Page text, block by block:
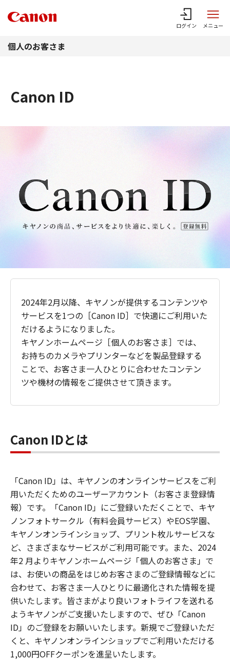
ログイン メニュー
個人のお客さま
Canon ID
2024年2月以降、キヤノンが提供するコンテンツや
サービスを1つの［Canon ID］で快適にご利用いた
だけるようになりました。
キヤノンホームページ［個人のお客さま］では、
お持ちのカメラやプリンターなどを製品登録する
ことで、お客さま一人ひとりに合わせたコンテン
ツや機材の情報をご提供させて頂きます。
Canon IDとは
「Canon ID」は、キヤノンのオンラインサービスをご利
用いただくためのユーザーアカウント（お客さま登録情
報）です。「Canon ID」にご登録いただくことで、キヤ
ノンフォトサークル（有料会員サービス）やEOS学園、
キヤノンオンラインショップ、プリント枚ルサービスな
ど、さまざまなサービスがご利用可能です。また、2024
年2 月よりキヤノンホームページ「個人のお客さま」で
は、お使いの商品をはじめお客さまのご登録情報などに
合わせて、お客さま一人ひとりに最適化された情報を提
供いたします。皆さまがより良いフォトライフを送れる
ようキヤノンがご支援いたしますので、ぜひ「Canon
ID」のご登録をお願いいたします。新規でご登録いただ
くと、キヤノンオンラインショップでご利用いただける
1,000円OFFクーポンを進呈いたします。